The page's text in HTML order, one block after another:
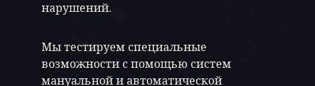
нарушений.
Мы тестируем специальные
возможности с помощью систем
мануальной и автоматической